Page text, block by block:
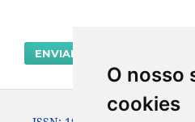
O nosso
cookies
ENVIAR SUBMISSÃO